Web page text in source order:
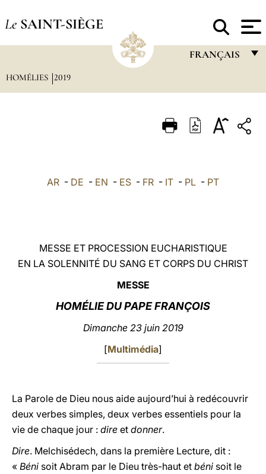
Le SAINT-SIÈGE
FRANÇAIS
ITALIANO
中文
HOMÉLIES 2019
AR - DE - EN - ES - FR - IT - PL - PT
MESSE ET PROCESSION EUCHARISTIQUE
EN LA SOLENNITÉ DU SANG ET CORPS DU CHRIST
MESSE
HOMÉLIE DU PAPE FRANÇOIS
Dimanche 23 juin 2019
[Multimédia]
La Parole de Dieu nous aide aujourd’hui à redécouvrir
deux verbes simples, deux verbes essentiels pour la
vie de chaque jour : dire et donner.
Dire. Melchisédech, dans la première Lecture, dit :
« Béni soit Abram par le Dieu très-haut et béni soit le